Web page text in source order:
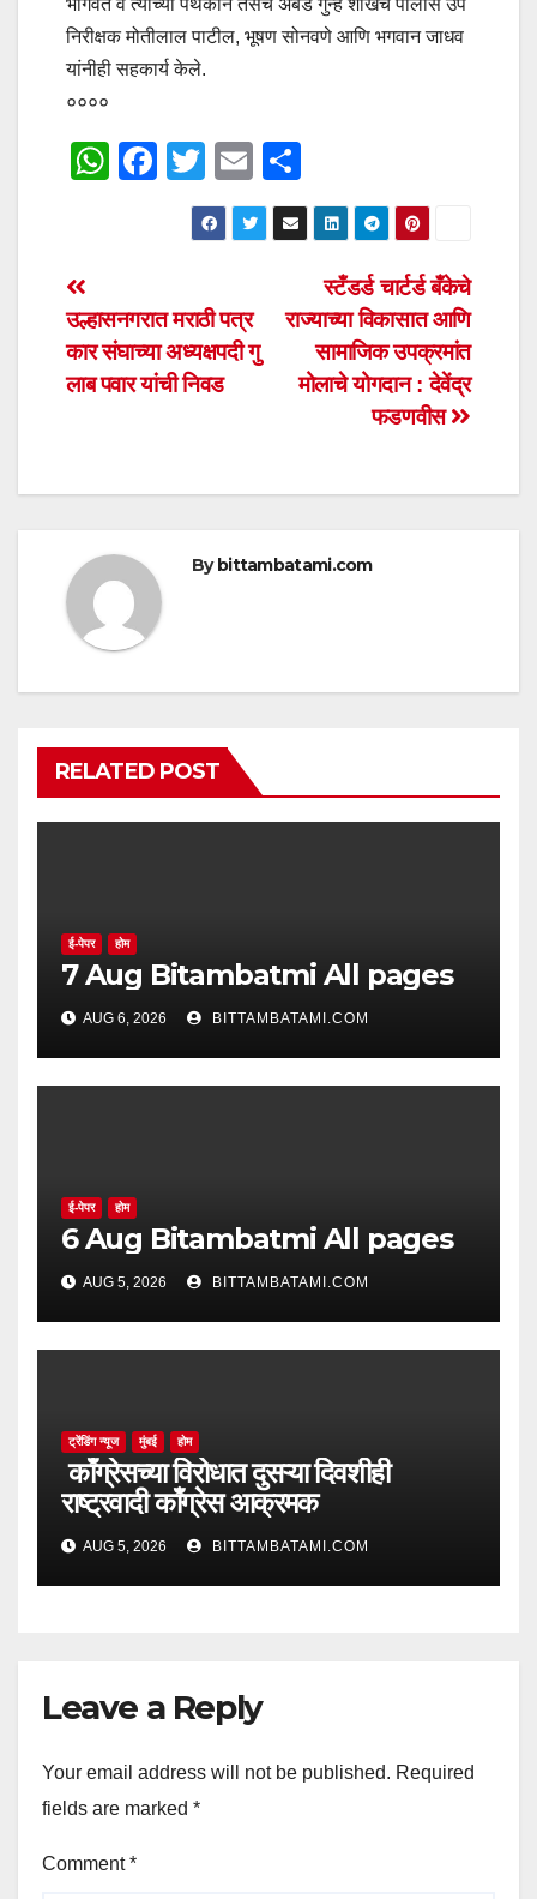
निरीक्षक मोतीलाल पाटील, भूषण सोनवणे आणि भगवान जाधव
यांनीही सहकार्य केले.
००००
W
A
p
p
F
b
o
o
T
wi
tt
E
m
ail
h
ar
Post
navigation
स्टँडर्ड चार्टर्ड बँकेचे
राज्याच्या विकासात आणि
सामाजिक उपक्रमांत
मोलाचे योगदान : देवेंद्र
फडणवीस
उल्हासनगरात मराठी पत्र
कार संघाच्या अध्यक्षपदी गु
लाब पवार यांची निवड
Bybittambatami.com
RELATED POST
ई-पेपर होम
7 Aug Bitambatmi All pages
AUG 6, 2026 BITTAMBATAMI.COM
ई-पेपर होम
6 Aug Bitambatmi All pages
AUG 5, 2026 BITTAMBATAMI.COM
ट्रेंडिंग न्यूज मुंबई होम
काँग्रेसच्या विरोधात दुसऱ्या दिवशीही
राष्ट्रवादी काँग्रेस आक्रमक
AUG 5, 2026 BITTAMBATAMI.COM
Leave a Reply
Your email address will not be published. Required
fields are marked *
Comment*